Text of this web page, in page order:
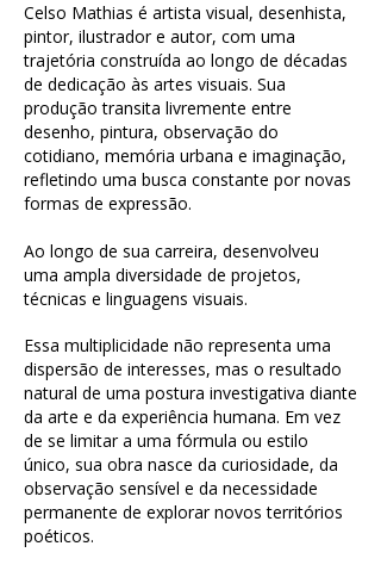
Celso Mathias é artista visual, desenhista,
pintor, ilustrador e autor, com uma
trajetória construída ao longo de décadas
de dedicação às artes visuais. Sua
produção transita livremente entre
desenho, pintura, observação do
cotidiano, memória urbana e imaginação,
refletindo uma busca constante por novas
formas de expressão.
Ao longo de sua carreira, desenvolveu
uma ampla diversidade de projetos,
técnicas e linguagens visuais.
Essa multiplicidade não representa uma
dispersão de interesses, mas o resultado
natural de uma postura investigativa diante
da arte e da experiência humana. Em vez
de se limitar a uma fórmula ou estilo
único, sua obra nasce da curiosidade, da
observação sensível e da necessidade
permanente de explorar novos territórios
poéticos.